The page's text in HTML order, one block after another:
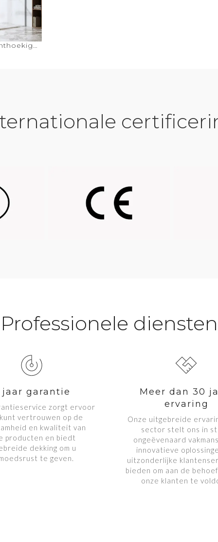
Professionele diensten
jaar garantie
zorgt ervoor
vertrouwen op de
en kwaliteit van
producten en biedt
dekking om u
te geven.
Meer dan 30
ervaring
Onze uitgebreide
sector stelt ons in
ongeëvenaard
innovatieve
uitzonderlijke
bieden om aan de
onze klanten te